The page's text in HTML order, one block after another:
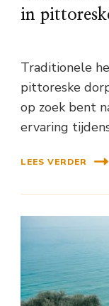
in
Traditionele
pittoreske
op zoek bent
ervaring
LEES VERDER